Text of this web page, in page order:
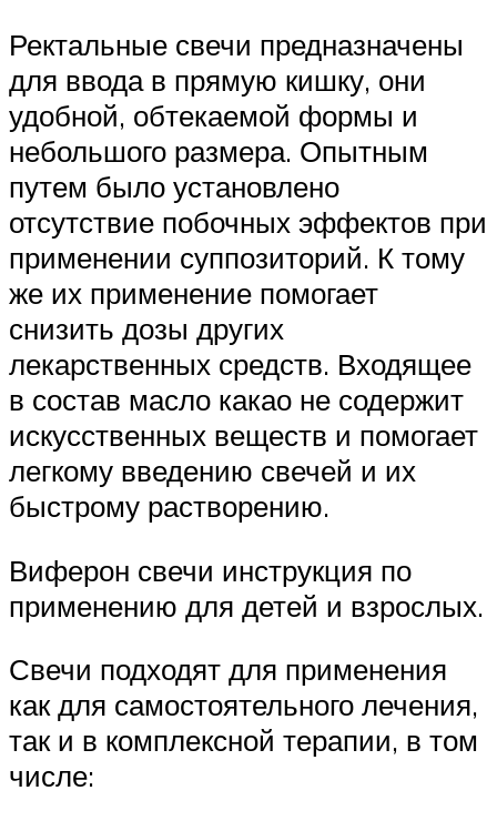
Ректальные свечи предназначены
для ввода в прямую кишку, они
удобной, обтекаемой формы и
небольшого размера. Опытным
путем было установлено
отсутствие побочных эффектов при
применении суппозиторий. К тому
же их применение помогает
снизить дозы других
лекарственных средств. Входящее
в состав масло какао не содержит
искусственных веществ и помогает
легкому введению свечей и их
быстрому растворению.
Виферон свечи инструкция по
применению для детей и взрослых.
Свечи подходят для применения
как для самостоятельного лечения,
так и в комплексной терапии, в том
числе: